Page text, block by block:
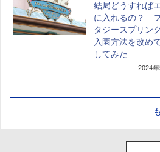
結局どうすれば
に入れるの？
タジースプリン
入園方法を改め
してみた
2024